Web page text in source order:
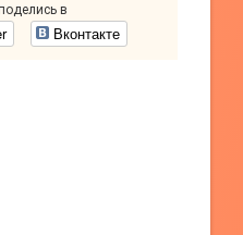
в
Вконтакте